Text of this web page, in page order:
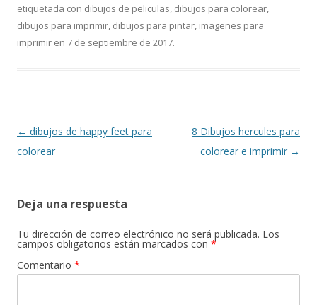
b
o
l s
A
gr
a
er p
etiquetada con dibujos de peliculas, dibujos para colorear,
dibujos para imprimir, dibujos para pintar, imagenes para
imprimir en 7 de septiembre de 2017.
Navegación
de
← dibujos de happy feet para
colorear
8 Dibujos hercules para
colorear e imprimir →
Deja una respuesta
Tu dirección de correo electrónico no será publicada. Los
campos obligatorios están marcados con *
Comentario *